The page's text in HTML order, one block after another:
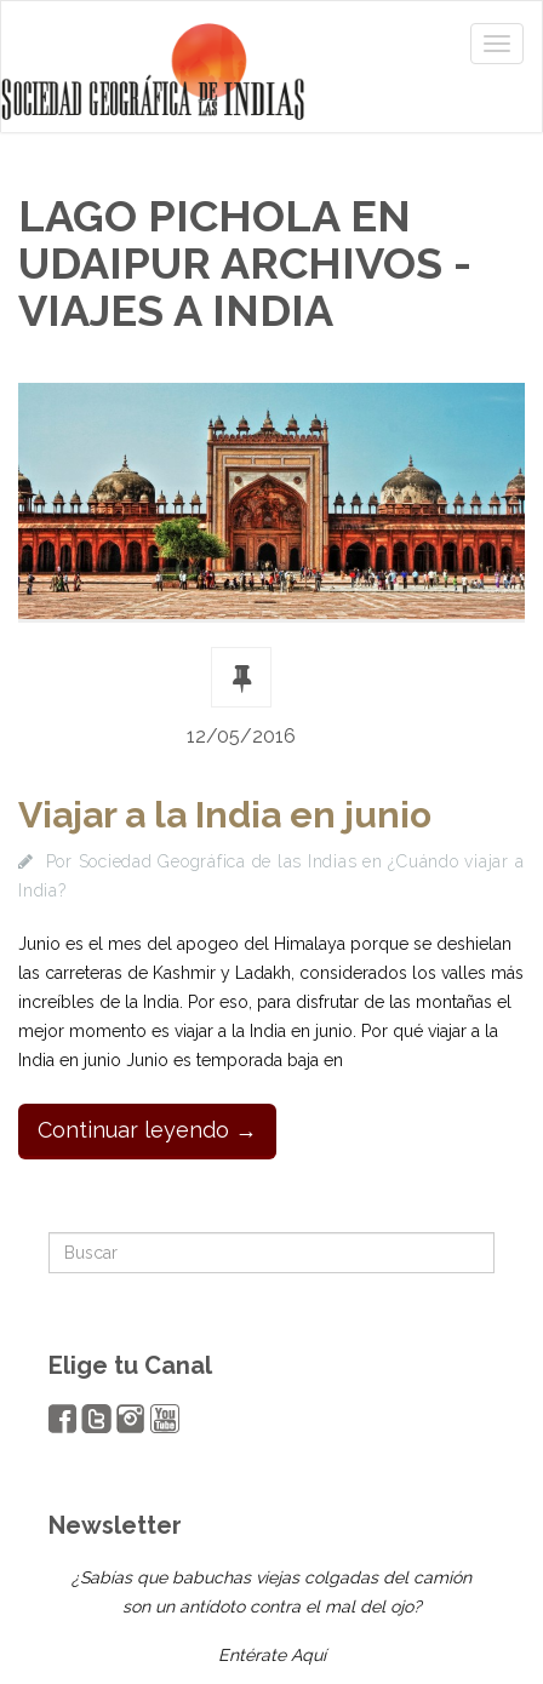
LAGO PICHOLA EN
UDAIPUR ARCHIVOS -
VIAJES A INDIA
12/05/2016
Viajar a la India en junio
Por Sociedad Geográfica de las Indias en¿Cuándo viajar a
India?
Junio es el mes del apogeo del Himalaya porque se deshielan
las carreteras de Kashmir y Ladakh, considerados los valles más
increíbles de la India. Por eso, para disfrutar de las montañas el
mejor momento es viajar a la India en junio. Por qué viajar a la
India en junio Junio es temporada baja en
Continuar leyendo →
Elige tu Canal
Newsletter
¿Sabías que babuchas viejas colgadas del camión
son un antídoto contra el mal del ojo?
Entérate Aquí